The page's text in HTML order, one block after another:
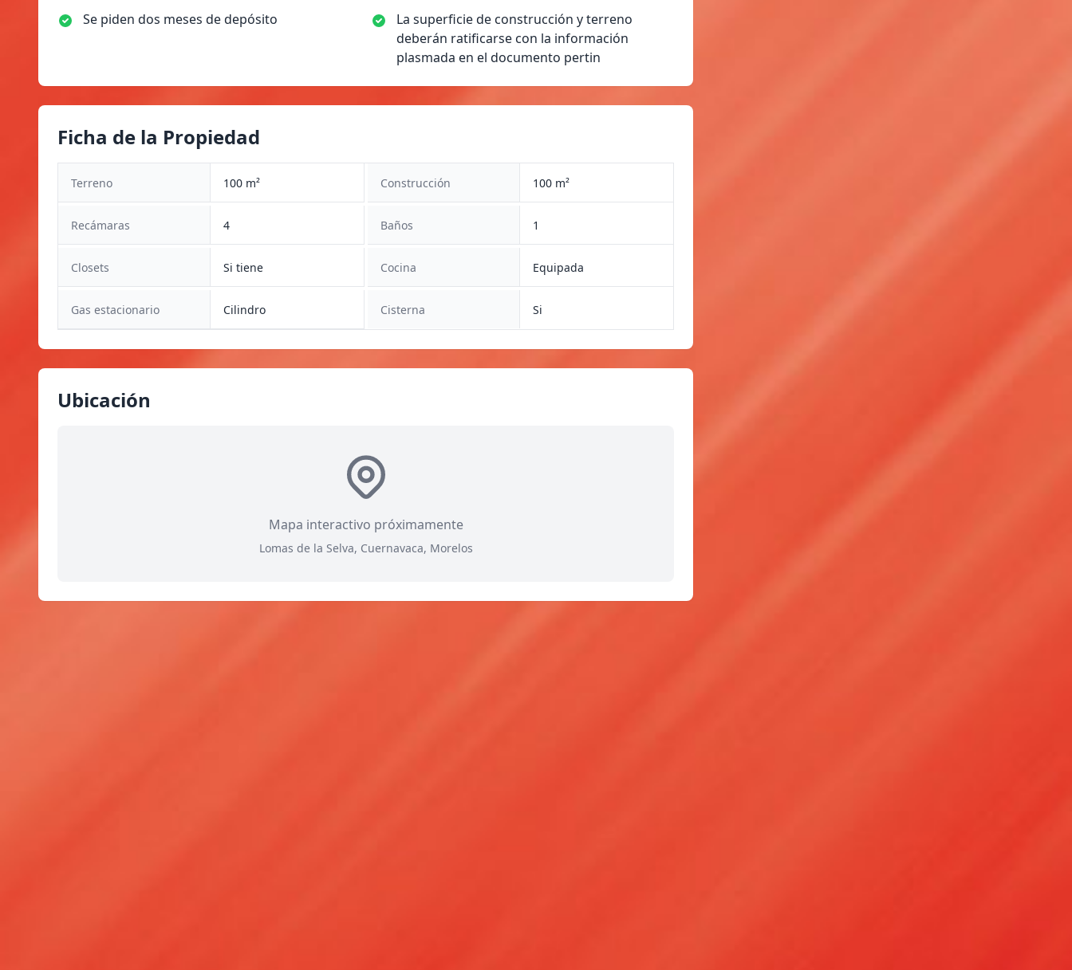
Se piden dos meses de depósito
La superficie de construcción y terreno
deberán ratificarse con la información
plasmada en el documento pertin
Ficha de la Propiedad
Terreno 100 m² Construcción 100 m²
Recámaras 4 Baños 1
Closets Si tiene Cocina Equipada
Gas estacionario Cilindro Cisterna Si
Ubicación
Mapa interactivo próximamente
Lomas de la Selva, Cuernavaca, Morelos